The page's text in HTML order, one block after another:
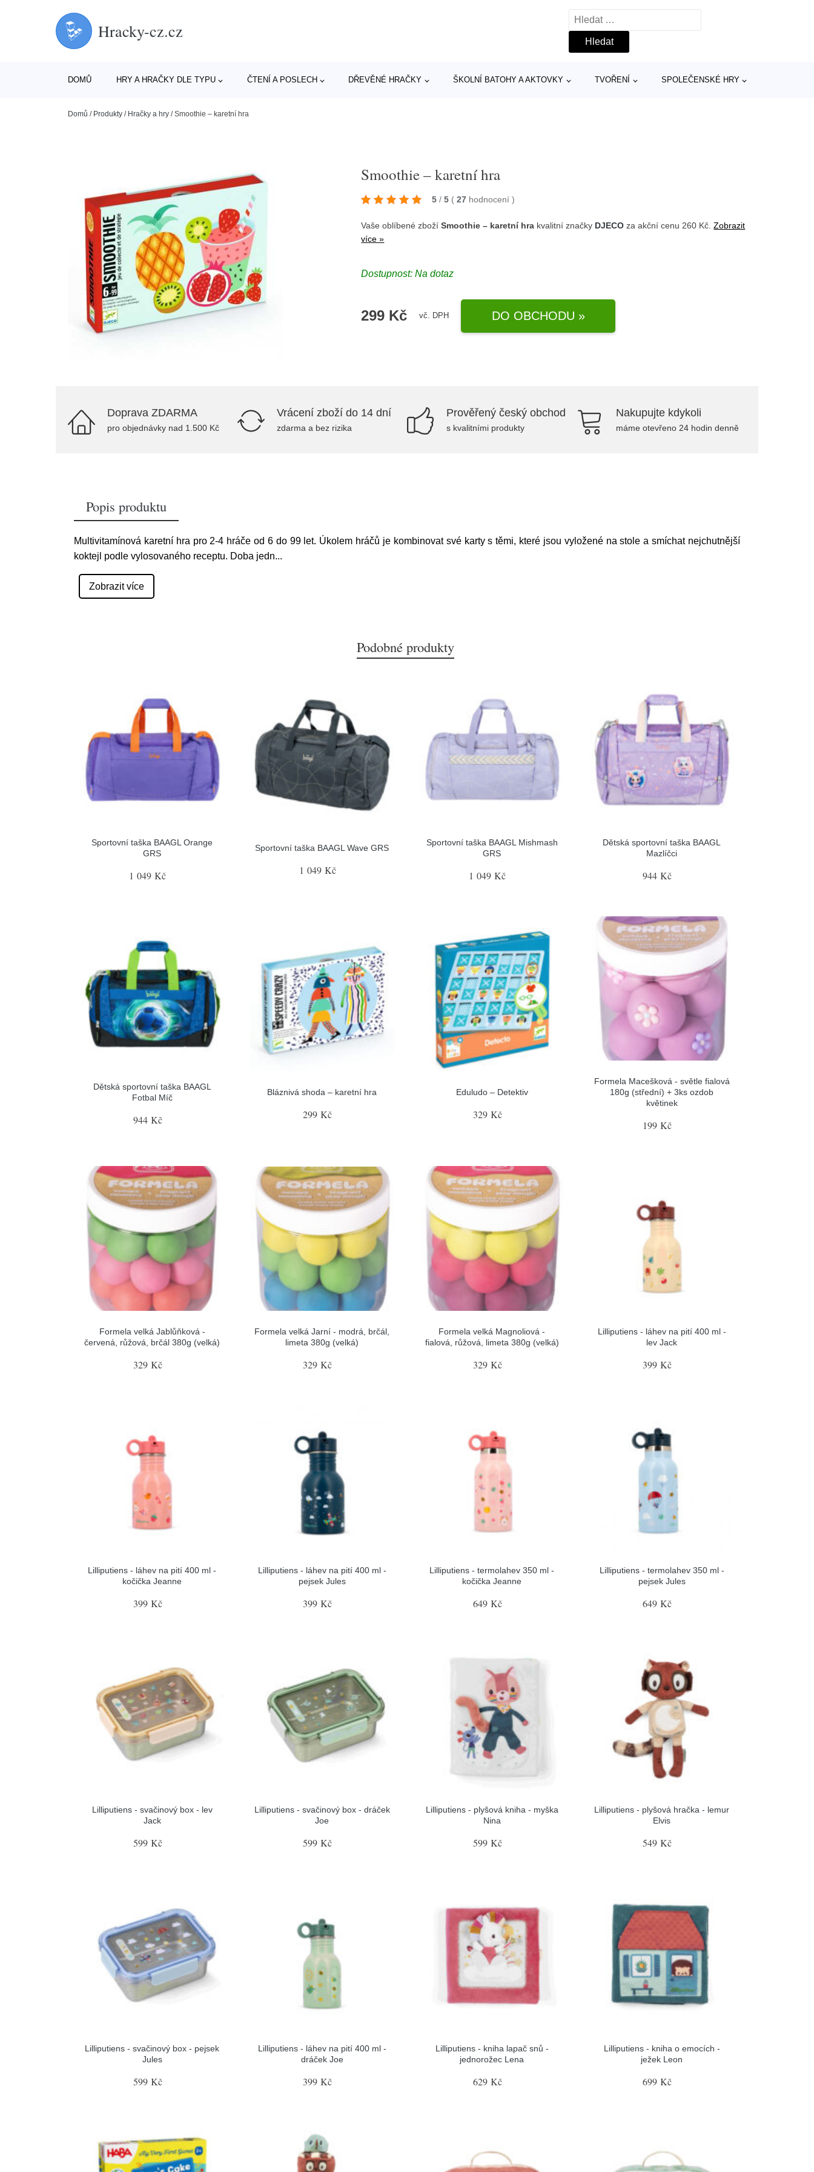
Hracky-cz.cz
Vyhledávání
DOMŮ HRY A HRAČKY DLE TYPU ČTENÍ A POSLECH DŘEVĚNÉ HRAČKY ŠKOLNÍ BATOHY A AKTOVKY TVOŘENÍ SPOLEČENSKÉ HRY
Domů / Produkty / Hračky a hry /Smoothie – karetní hra
Smoothie – karetní hra
5 / 5 ( 27 hodnocení)
Vaše oblíbené zbožíSmoothie – karetní hra kvalitní značky DJECO za akční cenu 260 Kč.Zobrazit
více »
Dostupnost: Na dotaz
299 Kč vč. DPH DO OBCHODU »
Doprava ZDARMA
pro objednávky nad 1.500 Kč
Vrácení zboží do 14 dní
zdarma a bez rizika
Prověřený český obchod
s kvalitními produkty
Nakupujte kdykoli
máme otevřeno 24 hodin denně
Popis produktu
Multivitamínová karetní hra pro 2-4 hráče od 6 do 99 let. Úkolem hráčů je kombinovat své karty s těmi, které jsou vyložené na stole a smíchat nejchutnější
koktejl podle vylosovaného receptu. Doba jedn...
Zobrazit více
Podobné produkty
Sportovní taška BAAGL Orange
GRS
1 049 Kč
Sportovní taška BAAGL Wave GRS
1 049 Kč
Sportovní taška BAAGL Mishmash
GRS
1 049 Kč
Dětská sportovní taška BAAGL
Mazlíčci
944 Kč
Dětská sportovní taška BAAGL
Fotbal Míč
944 Kč
Bláznivá shoda – karetní hra
299 Kč
Eduludo – Detektiv
329 Kč
Formela Macešková - světle fialová
180g (střední) + 3ks ozdob
květinek
199 Kč
Formela velká Jablůňková -
červená, růžová, brčál 380g (velká)
329 Kč
Formela velká Jarní - modrá, brčál,
limeta 380g (velká)
329 Kč
Formela velká Magnoliová -
fialová, růžová, limeta 380g (velká)
329 Kč
Lilliputiens - láhev na pití 400 ml -
lev Jack
399 Kč
Lilliputiens - láhev na pití 400 ml -
kočička Jeanne
399 Kč
Lilliputiens - láhev na pití 400 ml -
pejsek Jules
399 Kč
Lilliputiens - termolahev 350 ml -
kočička Jeanne
649 Kč
Lilliputiens - termolahev 350 ml -
pejsek Jules
649 Kč
Lilliputiens - svačinový box - lev
Jack
599 Kč
Lilliputiens - svačinový box - dráček
Joe
599 Kč
Lilliputiens - plyšová kniha - myška
Nina
599 Kč
Lilliputiens - plyšová hračka - lemur
Elvis
549 Kč
Lilliputiens - svačinový box - pejsek
Jules
599 Kč
Lilliputiens - láhev na pití 400 ml -
dráček Joe
399 Kč
Lilliputiens - kniha lapač snů -
jednorožec Lena
629 Kč
Lilliputiens - kniha o emocích -
ježek Leon
699 Kč